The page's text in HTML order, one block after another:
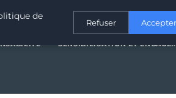
RESPONSABILITÉSENSIBILISATION ET
SENSIBILISATION ET
de
Refuser Accepter